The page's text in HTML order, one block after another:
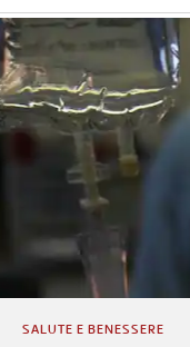
SALUTE E BENESSERE